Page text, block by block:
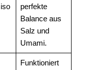
perfekte
Balance aus
Salz und
Umami.
Funktioniert